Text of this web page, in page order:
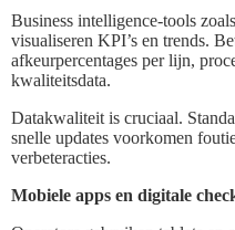
Business intelligence-tools
visualiseren KPI’s en trends.
afkeurpercentages per lijn,
kwaliteitsdata.
Datakwaliteit is cruciaal.
snelle updates voorkomen
verbeteracties.
Mobiele apps en digitale